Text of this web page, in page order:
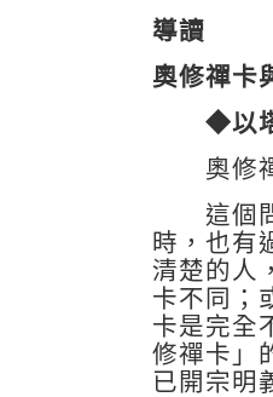
導讀
奧修禪卡
◆以
奧修禪
這個問
時，也有
清楚的人
卡不同；
卡是完全
修禪卡」
已開宗明